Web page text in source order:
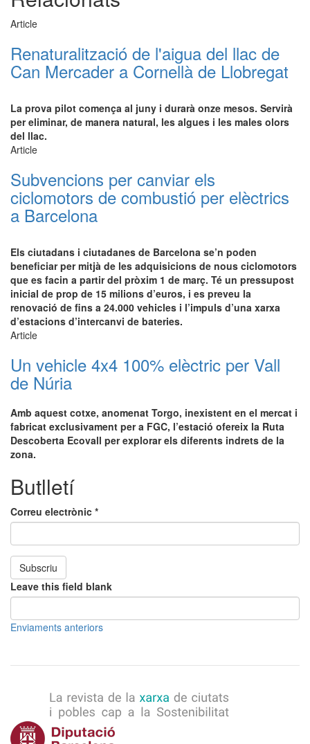
Article
Renaturalització de l'aigua del llac de
Can Mercader a Cornellà de Llobregat
La prova pilot comença al juny i durarà onze mesos. Servirà
per eliminar, de manera natural, les algues i les males olors
del llac.
Article
Subvencions per canviar els
ciclomotors de combustió per elèctrics
a Barcelona
Els ciutadans i ciutadanes de Barcelona se’n poden
beneficiar per mitjà de les adquisicions de nous ciclomotors
que es facin a partir del pròxim 1 de març. Té un pressupost
inicial de prop de 15 milions d’euros, i es preveu la
renovació de fins a 24.000 vehicles i l’impuls d’una xarxa
d’estacions d’intercanvi de bateries.
Article
Un vehicle 4x4 100% elèctric per Vall
de Núria
Amb aquest cotxe, anomenat Torgo, inexistent en el mercat i
fabricat exclusivament per a FGC, l’estació ofereix la Ruta
Descoberta Ecovall per explorar els diferents indrets de la
zona.
Butlletí
Correu electrònic *
Subscriu
Leave this field blank
Enviaments anteriors